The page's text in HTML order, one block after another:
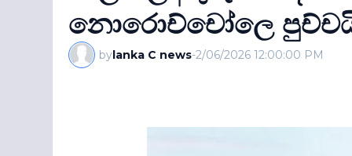
නොරොච්චෝලෙ
bylanka C news-2/06/2026 12:00:00 PM